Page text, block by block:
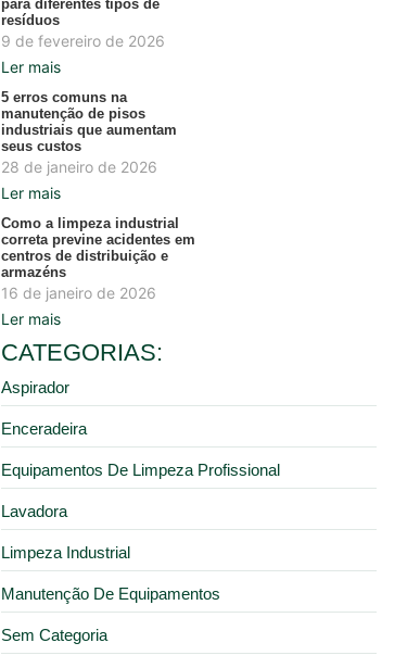
para diferentes tipos de
resíduos
9 de fevereiro de 2026
Ler mais
5 erros comuns na
manutenção de pisos
industriais que aumentam
seus custos
28 de janeiro de 2026
Ler mais
Como a limpeza industrial
correta previne acidentes em
centros de distribuição e
armazéns
16 de janeiro de 2026
Ler mais
CATEGORIAS:
Aspirador
Enceradeira
Equipamentos De Limpeza Profissional
Lavadora
Limpeza Industrial
Manutenção De Equipamentos
Sem Categoria